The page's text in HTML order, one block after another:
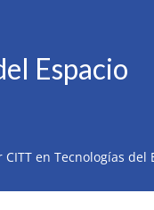
Espacio
CITT en Tecnologías del